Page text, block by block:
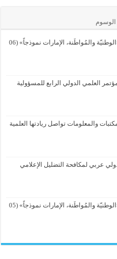
الوسوم
فصول من كتاب «الوطنيّة والمُواطَنة، الإمارات نموذجاً» (06
العلمي الدولي الرابع للمسؤولية
والمعلومات تواصل ريادتها العلمية
عربي لمكافحة التضليل الإعلامي
فصول من كتاب «الوطنيّة والمُواطَنة، الإمارات نموذجاً» (05